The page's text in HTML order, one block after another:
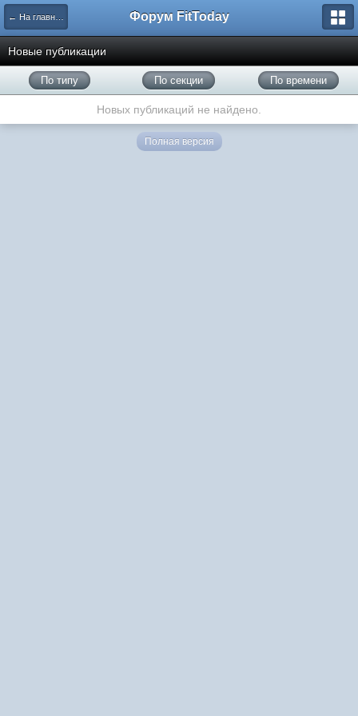
← На главную Форум FitToday
Новые публикации
По типу По секции По времени
Новых публикаций не найдено.
Полная версия